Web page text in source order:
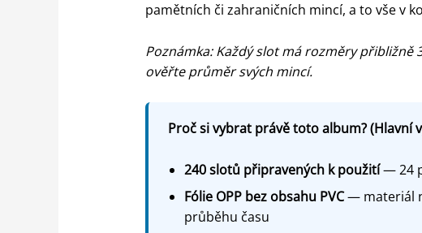
pamětních či zahraničních mincí, a to vše v
Poznámka: Každý slot má rozměry
ověřte průměr svých mincí.
Proč si vybrat právě toto album? (Hlavní
240 slotů připravených k použití— 24
Fólie OPP bez obsahu PVC— materiál
průběhu času